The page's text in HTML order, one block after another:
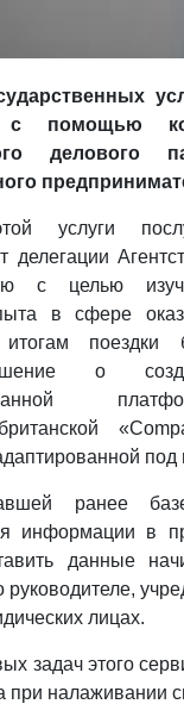
с помощью
делового
услуги
делегации
с целью
в сфере
итогам поездки
о
ранее
информации в
данные
лицах.
задач этого
при налаживании